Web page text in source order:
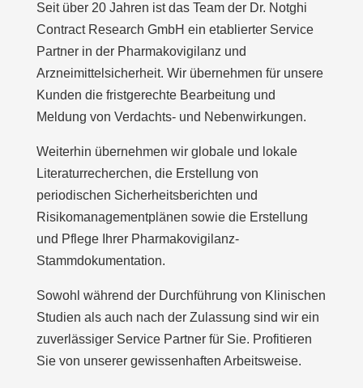
Seit über 20 Jahren ist das Team der Dr. Notghi
Contract Research GmbH ein etablierter Service
Partner in der Pharmakovigilanz und
Arzneimittelsicherheit. Wir übernehmen für unsere
Kunden die fristgerechte Bearbeitung und
Meldung von Verdachts- und Nebenwirkungen.
Weiterhin übernehmen wir globale und lokale
Literaturrecherchen, die Erstellung von
periodischen Sicherheitsberichten und
Risikomanagementplänen sowie die Erstellung
und Pflege Ihrer Pharmakovigilanz-
Stammdokumentation.
Sowohl während der Durchführung von Klinischen
Studien als auch nach der Zulassung sind wir ein
zuverlässiger Service Partner für Sie. Profitieren
Sie von unserer gewissenhaften Arbeitsweise.